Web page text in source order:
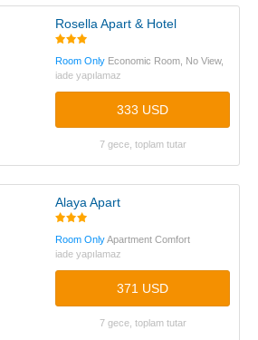
Rosella Apart & Hotel
Room Only Economic Room, No View,
iade yapılamaz
333 USD
7 gece, toplam tutar
Alaya Apart
Room OnlyApartment Comfort
iade yapılamaz
371 USD
7 gece, toplam tutar